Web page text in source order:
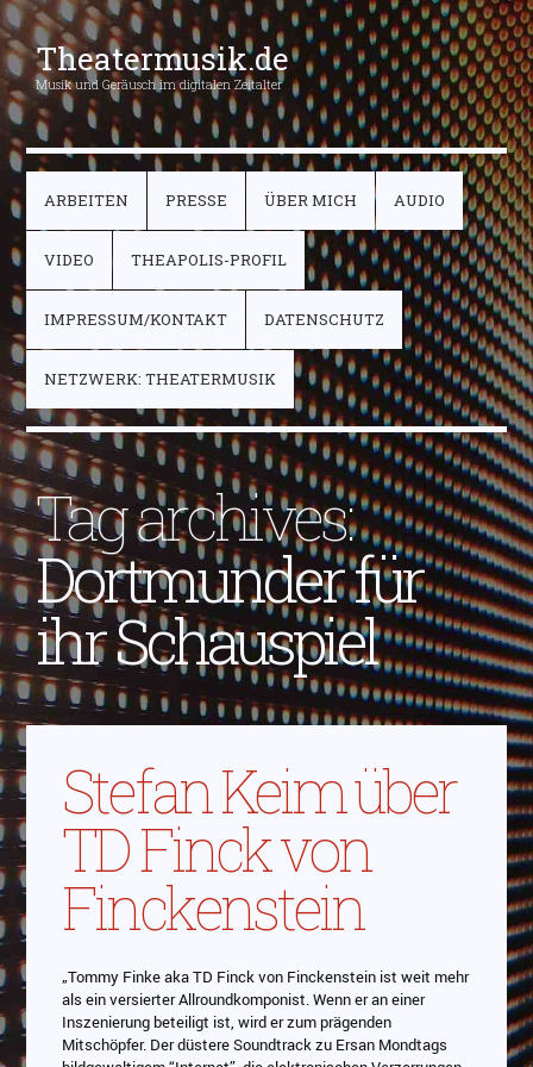
Theatermusik.de
Musik und Geräusch im digitalen Zeitalter
ARBEITEN PRESSE ÜBER MICH AUDIO
VIDEO THEAPOLIS-PROFIL
IMPRESSUM/KONTAKT DATENSCHUTZ
NETZWERK: THEATERMUSIK
Tag archives:
Dortmunder für
ihr Schauspiel
Stefan Keim über
TD Finck von
Finckenstein
„Tommy Finke aka TD Finck von Finckenstein ist weit mehr
als ein versierter Allroundkomponist. Wenn er an einer
Inszenierung beteiligt ist, wird er zum prägenden
Mitschöpfer. Der düstere Soundtrack zu Ersan Mondtags